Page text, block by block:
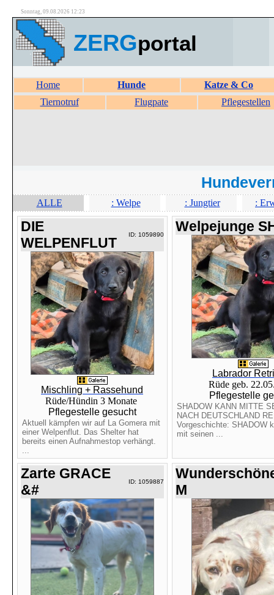
Sonntag, 09.08.2026 12:23
ZERGportal
Home Hunde
Katze & Co
Tiernotruf
Flugpate Pflegestellen
ALLE : Welpe : Jungtier :
DIE
WELPENFLUT
ID: 1059890
Mischling + Rassehund
Rüde/Hündin 3 Monate
Pflegestelle gesucht
Aktuell kämpfen wir auf La Gomera mit
einer Welpenflut. Das Shelter hat
bereits einen Aufnahmestop verhängt.
...
Welpejunge
Labrador
Rüde geb.
Pflegestelle
SHADOW KANN MITTE
NACH DEUTSCHLAND
Vorgeschichte: SHADOW
mit seinen ...
Zarte GRACE
&#
ID: 1059887
M